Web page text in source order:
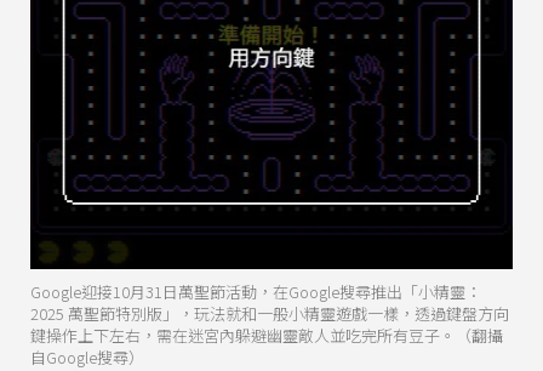
Google迎接10月31日萬聖節活動，在Google搜尋推出「小精靈：
2025 萬聖節特別版」，玩法就和一般小精靈遊戲一樣，透過鍵盤方向
鍵操作上下左右，需在迷宮內躲避幽靈敵人並吃完所有豆子。（翻攝
自Google搜尋）